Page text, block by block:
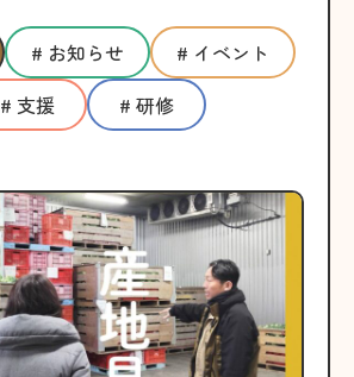
# お知らせ
# イベント
# 支援
# 研修